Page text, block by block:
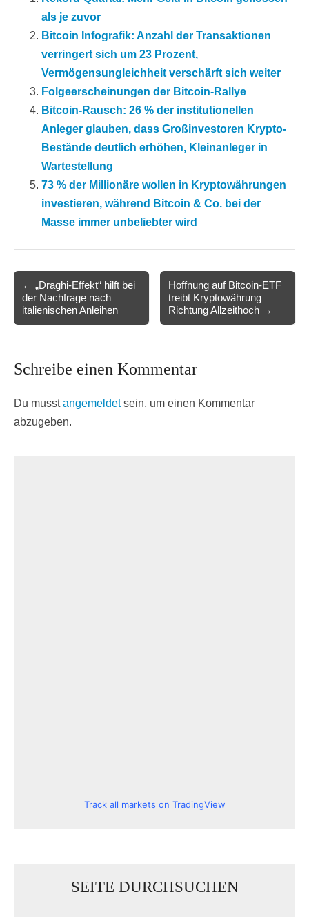
als je zuvor
Bitcoin Infografik: Anzahl der Transaktionen
verringert sich um 23 Prozent,
Vermögensungleichheit verschärft sich weiter
Folgeerscheinungen der Bitcoin-Rallye
Bitcoin-Rausch: 26 % der institutionellen
Anleger glauben, dass Großinvestoren Krypto-
Bestände deutlich erhöhen, Kleinanleger in
Wartestellung
73 % der Millionäre wollen in Kryptowährungen
investieren, während Bitcoin & Co. bei der
Masse immer unbeliebter wird
navigation
← „Draghi-Effekt“ hilft bei
der Nachfrage nach
italienischen Anleihen
Hoffnung auf Bitcoin-ETF
treibt Kryptowährung
Richtung Allzeithoch →
Schreibe einen Kommentar
Du musstangemeldetsein, um einen Kommentar
abzugeben.
Track all markets on TradingView
SEITE DURCHSUCHEN